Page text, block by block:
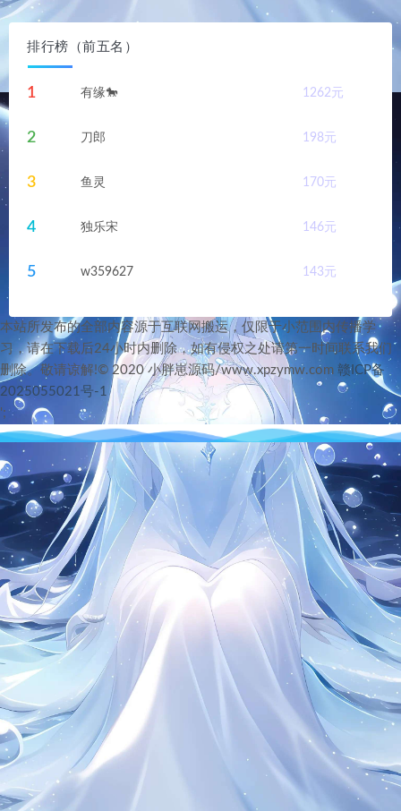
排行榜（前五名）
1 有缘🐎 1262元
2 刀郎 198元
3 鱼灵 170元
4 独乐宋 146元
5 w359627 143元
本站所发布的全部内容源于互联网搬运，仅限于小范围内传播学
习，请在下载后24小时内删除，如有侵权之处请第一时间联系我们
删除。敬请谅解!© 2020 小胖崽源码/www.xpzymw.com 赣ICP备
2025055021号-1
';